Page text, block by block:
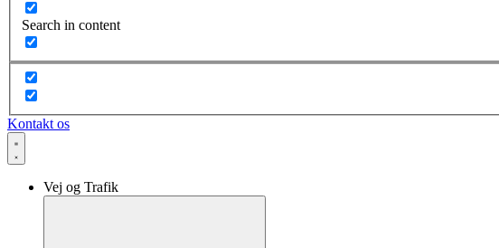
Search in content
Kontakt os
Vej og Trafik